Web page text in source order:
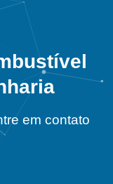
em contato